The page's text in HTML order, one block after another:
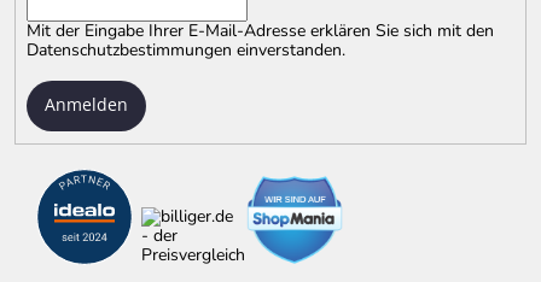
Mit der Eingabe Ihrer E-Mail-Adresse erklären Sie sich mit den
Datenschutzbestimmungen einverstanden.
Anmelden